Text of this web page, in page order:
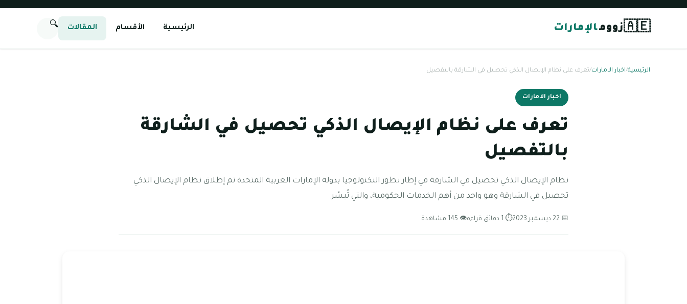
🇦🇪زوومالإمارات الرئيسية الأقسام المقالات 🔍
الرئيسية/اخبار الامارات/تعرف على نظام الإيصال الذكي تحصيل في الشارقة بالتفصيل
اخبار الامارات
تعرف على نظام الإيصال الذكي تحصيل في الشارقة
بالتفصيل
نظام الإيصال الذكي تحصيل في الشارقة في إطار تطور التكنولوجيا بدولة الإمارات العربية المتحدة تم إطلاق نظام الإيصال الذكي
تحصيل في الشارقة وهو واحد من أهم الخدمات الحكومية، والتي تُيسّر
📅 22 ديسمبر 2023 ⏱ 1 دقائق قراءة 👁 145 مشاهدة